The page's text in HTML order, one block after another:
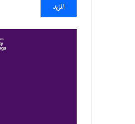
المزيد